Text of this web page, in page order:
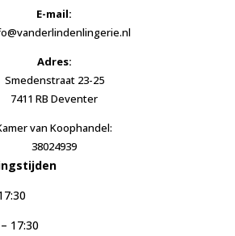
E-mail:
Adres:
Smedenstraat 23-25
7411 RB Deventer
van Koophandel:
38024939
17:30